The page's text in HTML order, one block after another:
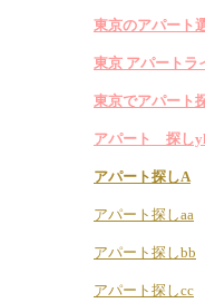
東京のアパート
東京 アパートラ
東京でアパート
アパート 探し
アパート探しA
アパート探しaa
アパート探しbb
アパート探しcc